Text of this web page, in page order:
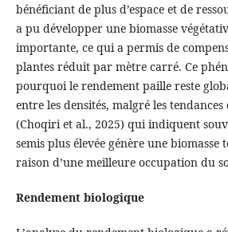
bénéficiant de plus d’espace et de
a pu développer une biomasse
importante, ce qui a permis de
plantes réduit par mètre carré. Ce
pourquoi le rendement paille reste
entre les densités, malgré les
(Choqiri et al., 2025) qui indiquent
semis plus élevée génère une biomasse
raison d’une meilleure occupation du
Rendement biologique